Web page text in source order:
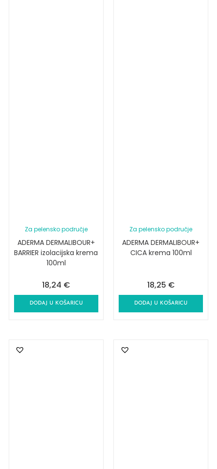
Za pelensko područje
ADERMA DERMALIBOUR+
BARRIER izolacijska krema
100ml
18,24 €
DODAJ U KOŠARICU
Za pelensko područje
ADERMA DERMALIBOUR+
CICA krema 100ml
18,25 €
DODAJ U KOŠARICU